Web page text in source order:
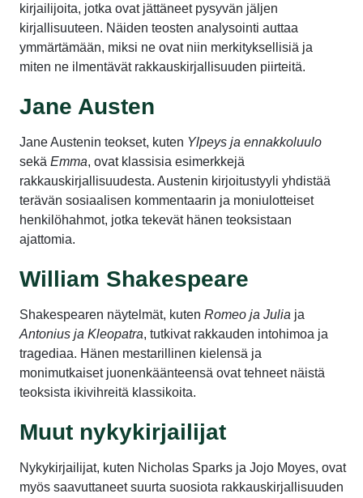
kirjailijoita, jotka ovat jättäneet pysyvän jäljen
kirjallisuuteen. Näiden teosten analysointi auttaa
ymmärtämään, miksi ne ovat niin merkityksellisiä ja
miten ne ilmentävät rakkauskirjallisuuden piirteitä.
Jane Austen
Jane Austenin teokset, kuten Ylpeys ja ennakkoluulo
sekä Emma, ovat klassisia esimerkkejä
rakkauskirjallisuudesta. Austenin kirjoitustyyli yhdistää
terävän sosiaalisen kommentaarin ja moniulotteiset
henkilöhahmot, jotka tekevät hänen teoksistaan
ajattomia.
William Shakespeare
Shakespearen näytelmät, kuten Romeo ja Julia ja
Antonius ja Kleopatra, tutkivat rakkauden intohimoa ja
tragediaa. Hänen mestarillinen kielensä ja
monimutkaiset juonenkäänteensä ovat tehneet näistä
teoksista ikivihreitä klassikoita.
Muut nykykirjailijat
Nykykirjailijat, kuten Nicholas Sparks ja Jojo Moyes, ovat
myös saavuttaneet suurta suosiota rakkauskirjallisuuden